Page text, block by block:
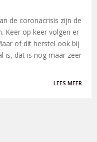
de coronacrisis zijn de
Keer op keer volgen er
of dit herstel ook bij
is, dat is nog maar zeer
LEES MEER